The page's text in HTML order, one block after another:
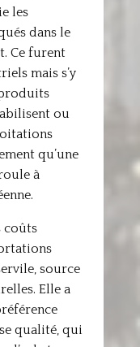
les
dans le
Ce furent
mais s’y
ou
qu’une
à
coûts
source
Elle a
qualité, qui